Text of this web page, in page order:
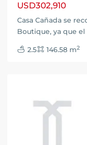
USD302,910
Casa Cañada se
Boutique, ya que
2.5 146.58 m2
Zona
14,
de